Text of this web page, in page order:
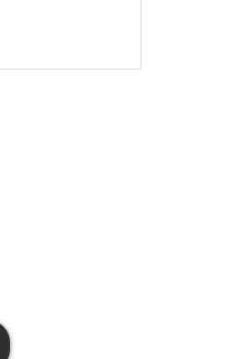
東大阪